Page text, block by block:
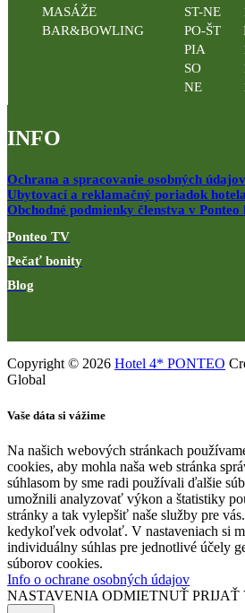
MASÁŽE
ST-NE
BAR&BOWLING
PO-ŠT
PIA
SO
NE
INFO
Ochrana a spracovanie osobných údajov
Ubytovací a reklamačný poriadok
Obchodné podmienky členstva v Ponteo
Ponteo TV
Pečať bonity
Blog
Copyright © 2026 Hotel 4* PONTEO
Global
Vaše dáta si vážime
Na našich webových stránkach
cookies, aby mohla naša web stránka
súhlasom by sme radi používali ďalšie
umožnili analyzovať výkon a štatistiky
stránky a tak vylepšiť naše služby pre
kedykoľvek odvolať. V nastaveniach si
individuálny súhlas pre jednotlivé účely
súborov cookies.
Info o ochrane osobných údajov
NASTAVENIA ODMIETNUŤ PRIJAŤ